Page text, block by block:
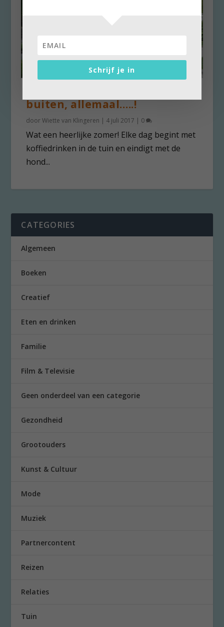
buiten, allemaal…..!
doorWiette van Klingeren | 4 juli 2017 | 0
Wat een heerlijke zomer! Elke dag begint met
koffiedrinken in de tuin en eindigt met de
hond...
CATEGORIES
Algemeen
Boeken
Creatief
Eten en drinken
Familie
Film & Televisie
Geen onderdeel van een categorie
Gezondheid
Grootouders
Kunst & Cultuur
Mode
Muziek
Partnercontent
Reizen
Relaties
Tuin
Schrijf je in